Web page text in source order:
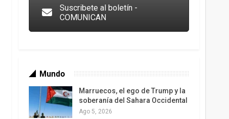
COMUNICAN
soberanía del Sahara Occidental
Ago 5, 2026